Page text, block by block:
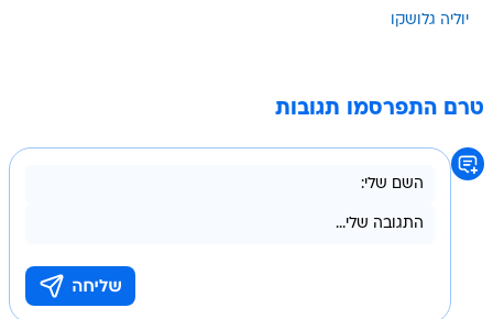
יוליה גלושקו
טרם התפרסמו תגובות